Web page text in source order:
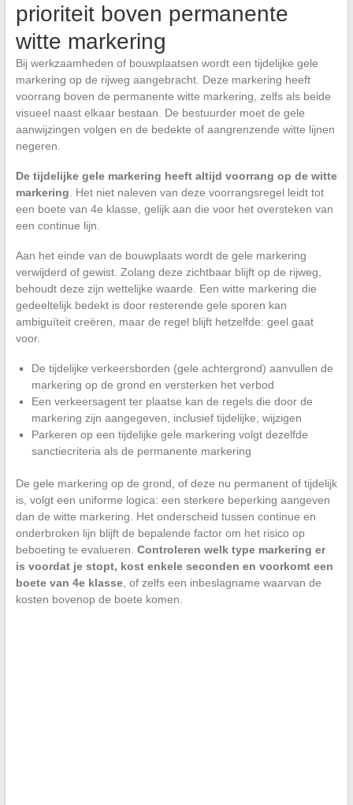
prioriteit boven permanente
witte markering
Bij werkzaamheden of bouwplaatsen wordt een tijdelijke gele
markering op de rijweg aangebracht. Deze markering heeft
voorrang boven de permanente witte markering, zelfs als beide
visueel naast elkaar bestaan. De bestuurder moet de gele
aanwijzingen volgen en de bedekte of aangrenzende witte lijnen
negeren.
De tijdelijke gele markering heeft altijd voorrang op de witte
markering. Het niet naleven van deze voorrangsregel leidt tot
een boete van 4e klasse, gelijk aan die voor het oversteken van
een continue lijn.
Aan het einde van de bouwplaats wordt de gele markering
verwijderd of gewist. Zolang deze zichtbaar blijft op de rijweg,
behoudt deze zijn wettelijke waarde. Een witte markering die
gedeeltelijk bedekt is door resterende gele sporen kan
ambiguïteit creëren, maar de regel blijft hetzelfde: geel gaat
voor.
De tijdelijke verkeersborden (gele achtergrond) aanvullen de
markering op de grond en versterken het verbod
Een verkeersagent ter plaatse kan de regels die door de
markering zijn aangegeven, inclusief tijdelijke, wijzigen
Parkeren op een tijdelijke gele markering volgt dezelfde
sanctiecriteria als de permanente markering
De gele markering op de grond, of deze nu permanent of tijdelijk
is, volgt een uniforme logica: een sterkere beperking aangeven
dan de witte markering. Het onderscheid tussen continue en
onderbroken lijn blijft de bepalende factor om het risico op
beboeting te evalueren. Controleren welk type markering er
is voordat je stopt, kost enkele seconden en voorkomt een
boete van 4e klasse, of zelfs een inbeslagname waarvan de
kosten bovenop de boete komen.